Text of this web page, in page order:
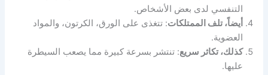
التنفسي لدى بعض الأشخاص.
أيضاً، تلف الممتلكات: تتغذى على الورق، الكرتون، والمواد
العضوية.
كذلك، تكاثر سريع: تنتشر بسرعة كبيرة مما يصعب السيطرة
عليها.